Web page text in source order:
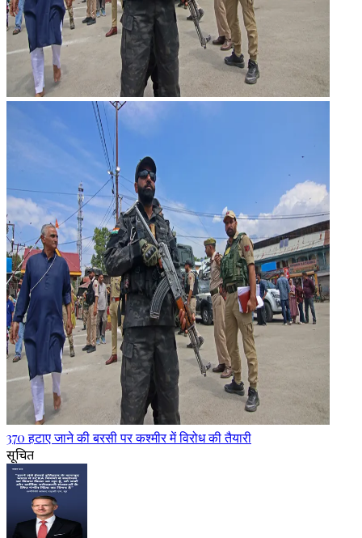
370 हटाए जाने की बरसी पर कश्मीर में विरोध की तैयारी
सूचित